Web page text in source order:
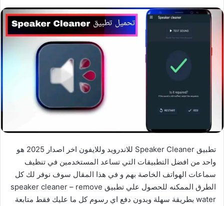
تطبيق Speaker Cleaner للاندرويد وللايفون اخر اصدار 2025 هو
واحد من افضل التطبيقات التي تساعد المستخدمين في تنظيف
سماعات الهواتف الخاصة بهم و في هذا المقال سوف نوفر لك كل
الطرق الممكنه للحصول علي تطبيق speaker cleaner – remove
water بطريقة سهلة وبدون دفع اي رسوم كل ما عليك فقط متابعة